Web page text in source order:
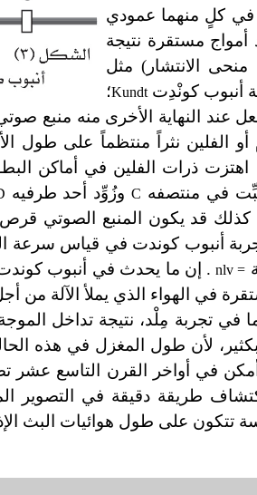
في كلٍ منهما عمودي
أمواج مستقرة نتيجة
منحى الانتشار) مثل
أنبوب كونْدِت Kundt؛
النهاية الأخرى منه منبع صوتي ،
نثراً منتظماً على طول
ذرات الفلين في أماكن
Cوزُوِّد أحد طرفيه
قد يكون المنبع الصوتي قرص
أنبوب كوندت في قياس
v =
l
n . إن ما يحدث في أنبوب
في الهواء الذي يملأ الآلة من
تجربة مِلْد، نتيجة تداخل
لأن طول المغزل في هذه
(0.4-0.7 مكرون). وقد أمكن في أواخر القرن
طريقة دقيقة في التصوير
تتكون على طول هوائيات البث